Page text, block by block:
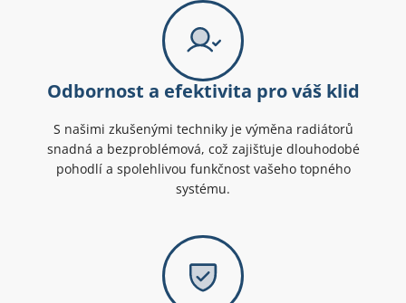
Odbornost a efektivita pro váš klid
S našimi zkušenými techniky je výměna radiátorů
snadná a bezproblémová, což zajišťuje dlouhodobé
pohodlí a spolehlivou funkčnost vašeho topného
systému.